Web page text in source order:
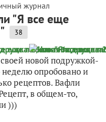
журнал
"Я все еще
38
новой подружкой-
опробовано и
рецептов. Вафли
в общем-то,
)))